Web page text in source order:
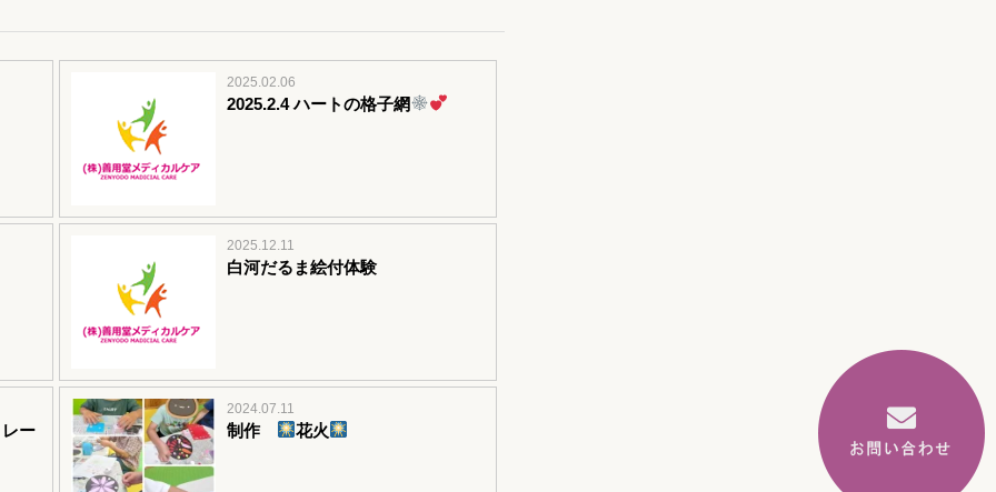
2025.02.06
2025.2.4 ハートの格子網
2025.12.11
白河だるま絵付体験
ー
2024.07.11
制作 花火